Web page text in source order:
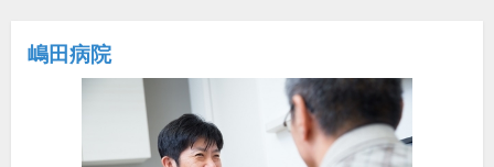
嶋田病院